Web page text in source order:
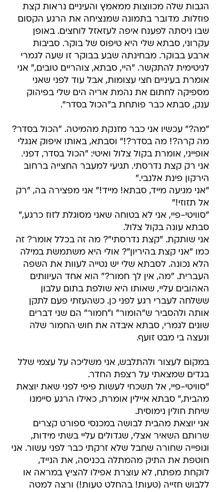
הגבות שלה מכווצות ממאמץ והעיניים נראות קצת
פוזלות. מדובר בתמונה שמנציחה את הרגע הקסום
שבו ניסתה לפענח איפה לעזאזל לוחצים. באופן
עקרוני, סבתא שלי היא טיפוס של בוקר. סביבות
ארבע בבוקר. מבחינתה שבע בבוקר זו שעה לגמרי
לגיטימית להתקשר. "היי, סבתא, צוהריים טובים," אני
אומרת בעיניים חצי עצומות, אבל עוד לפני שאני
מספיקה לחתום את נהמת אריה הים שלי בפיהוק
ענק, סבתא כבר פותחת ב"הכול בסדר".
"מה?" עכשיו אני כבר מזנקת מהמיטה. "הכול בסדר?
מה קרה?! מה בסדר?!" וסבתא, באותו איפוק אנגלי
אופייני, אומרת בקול צלול ואיטי: "הכול בסדר, דפני.
אני רק קצת נדרסתי. תגיעי למעבר החצייה ברחוב
הירקון פינת אלנבי."
"אני מגיעה מייד, סבתא! מייד!" אני מפצירה בה, "רק
אל תזוזי!"
"סוויטי-פיי, אני לא בטוחה שאני מסוגלת לזוז כרגע,"
סבתא עונה בקול צלול.
אני שותקת. "קצת נדרסתי"? מה זה בכלל אומר? זה
כמו "אני קצת בהיריון"? אולי היא משתמשת במילה
הלא נכונה. לסבתא שלי יש נטייה לעוות את השפה
העברית. "מה, אין לך חמור?" הוא אחד העיוותים
האהובים עליי, שאותו היא שולפת בתום עלבון
ששלחה לעברי רגע לפני כן. כשהעזתי פעם לתקן
אותה ולהסביר ש"הומור" ו"חמור" הם שני דברים
שונים לגמרי, סבתא איבדה את חוש החמור שלה
ונעצה בי מבט זועף.
במקום לעצור ולהתלבש, אני משליכה על עצמי שלל
בגדים שמצאתי על רצפת החדר.
"סוויטי-פיי, אל תשכחי לעשות פיפי לפני שאת יוצאת
מהבית," סבתא איילין אומרת, כאילו הרגע סיימנו
שיחת חולין נימוסית.
אני יוצאת מהבית לבושה במכנסי ספורט קצרים
שרותם השאיר אצלי, שגדולים עליי בשתי מידות,
וגופייה שחורה שחבל שלא זרקתי כבר לפני עשור. אני
חוטפת את התיק מהמתלה בכניסה, את הנייד,
לוקחת מפתח, לא עוצרת אפילו להציץ במראה או
ללבוש חזייה (טעות! בהחלט טעות!) ורצה למטה